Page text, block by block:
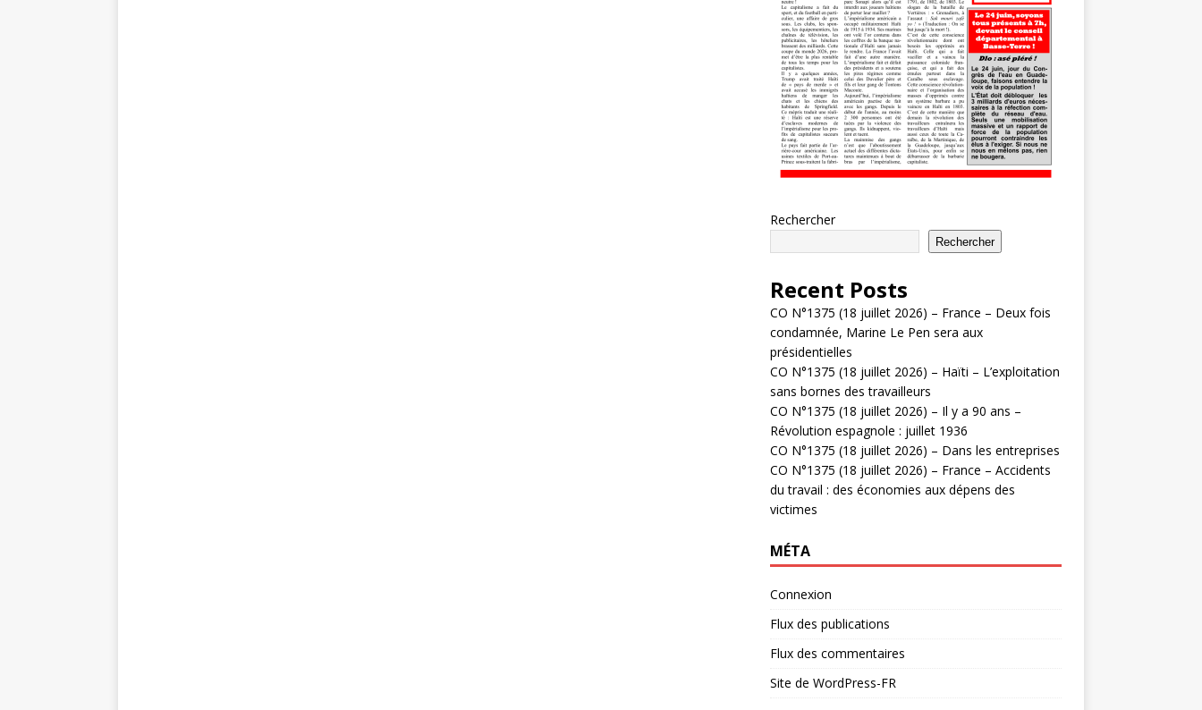
Rechercher
Rechercher
Recent Posts
CO N°1375 (18 juillet 2026) – France – Deux fois
condamnée, Marine Le Pen sera aux
présidentielles
CO N°1375 (18 juillet 2026) – Haïti – L’exploitation
sans bornes des travailleurs
CO N°1375 (18 juillet 2026) – Il y a 90 ans –
Révolution espagnole : juillet 1936
CO N°1375 (18 juillet 2026) – Dans les entreprises
CO N°1375 (18 juillet 2026) – France – Accidents
du travail : des économies aux dépens des
victimes
MÉTA
Connexion
Flux des publications
Flux des commentaires
Site de WordPress-FR